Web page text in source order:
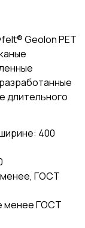
Geolon PET
длительного
400
менее, ГОСТ
менее ГОСТ